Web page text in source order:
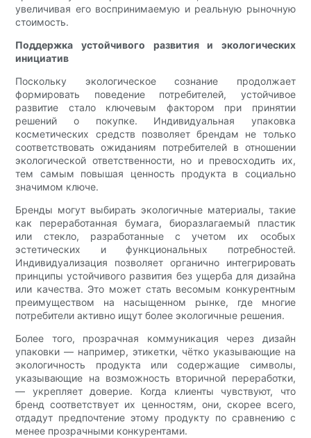
увеличивая его воспринимаемую и реальную рыночную
стоимость.
Поддержка устойчивого развития и экологических
инициатив
Поскольку экологическое сознание продолжает
формировать поведение потребителей, устойчивое
развитие стало ключевым фактором при принятии
решений о покупке. Индивидуальная упаковка
косметических средств позволяет брендам не только
соответствовать ожиданиям потребителей в отношении
экологической ответственности, но и превосходить их,
тем самым повышая ценность продукта в социально
значимом ключе.
Бренды могут выбирать экологичные материалы, такие
как переработанная бумага, биоразлагаемый пластик
или стекло, разработанные с учетом их особых
эстетических и функциональных потребностей.
Индивидуализация позволяет органично интегрировать
принципы устойчивого развития без ущерба для дизайна
или качества. Это может стать весомым конкурентным
преимуществом на насыщенном рынке, где многие
потребители активно ищут более экологичные решения.
Более того, прозрачная коммуникация через дизайн
упаковки — например, этикетки, чётко указывающие на
экологичность продукта или содержащие символы,
указывающие на возможность вторичной переработки,
— укрепляет доверие. Когда клиенты чувствуют, что
бренд соответствует их ценностям, они, скорее всего,
отдадут предпочтение этому продукту по сравнению с
менее прозрачными конкурентами.